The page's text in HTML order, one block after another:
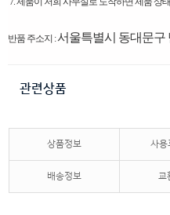
반품 주소지 :서울특별시 동대문구
관련상품
상품정보 사용
배송정보 교